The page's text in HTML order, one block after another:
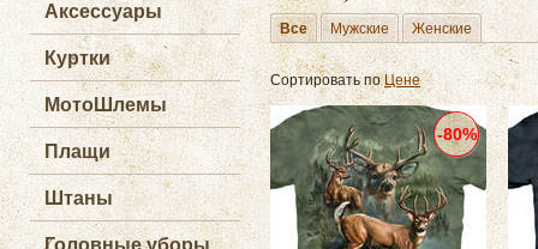
Аксессуары
Куртки
МотоШлемы
Плащи
Штаны
Головные уборы
Все Мужские Женские
Сортировать поЦене
-80%